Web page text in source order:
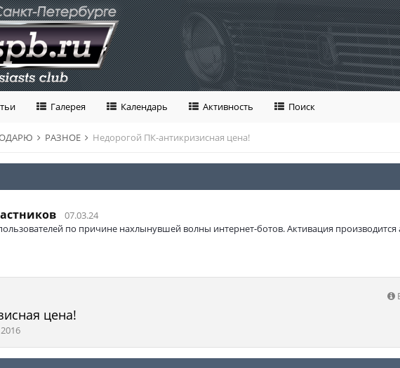
Галерея Календарь Активность Поиск
РАЗНОЕ Недорогой ПК-антикризисная цена!
07.03.24
по причине нахлынувшей волны интернет-ботов. Активация
цена!